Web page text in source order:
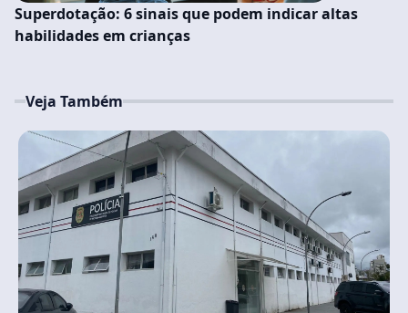
Superdotação: 6 sinais que podem indicar altas
habilidades em crianças
Veja Também